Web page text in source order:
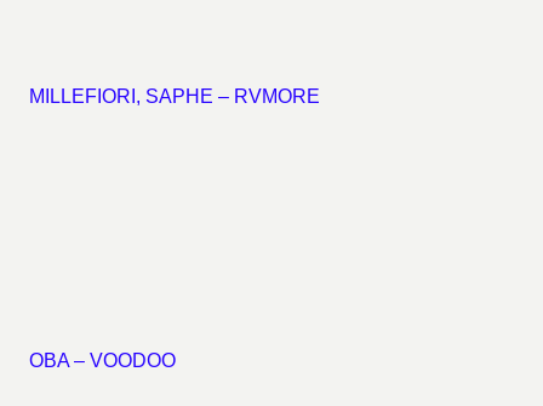
MILLEFIORI, SAPHE – RVMORE
OBA – VOODOO